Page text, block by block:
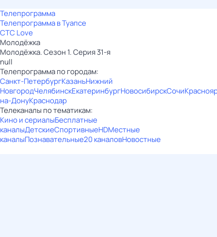
Телепрограмма
Телепрограмма в Туапсе
СТС Love
Молодёжка
Молодёжка. Сезон 1. Серия 31-я
null
Телепрограмма по городам:
Санкт-ПетербургКазаньНижний
НовгородЧелябинскЕкатеринбургНовосибирскСочи
на-ДонуКраснодар
Телеканалы по тематикам:
Кино и сериалыБесплатные
каналыДетскиеСпортивныеHDМестные
каналыПознавательные20 каналовНовостные